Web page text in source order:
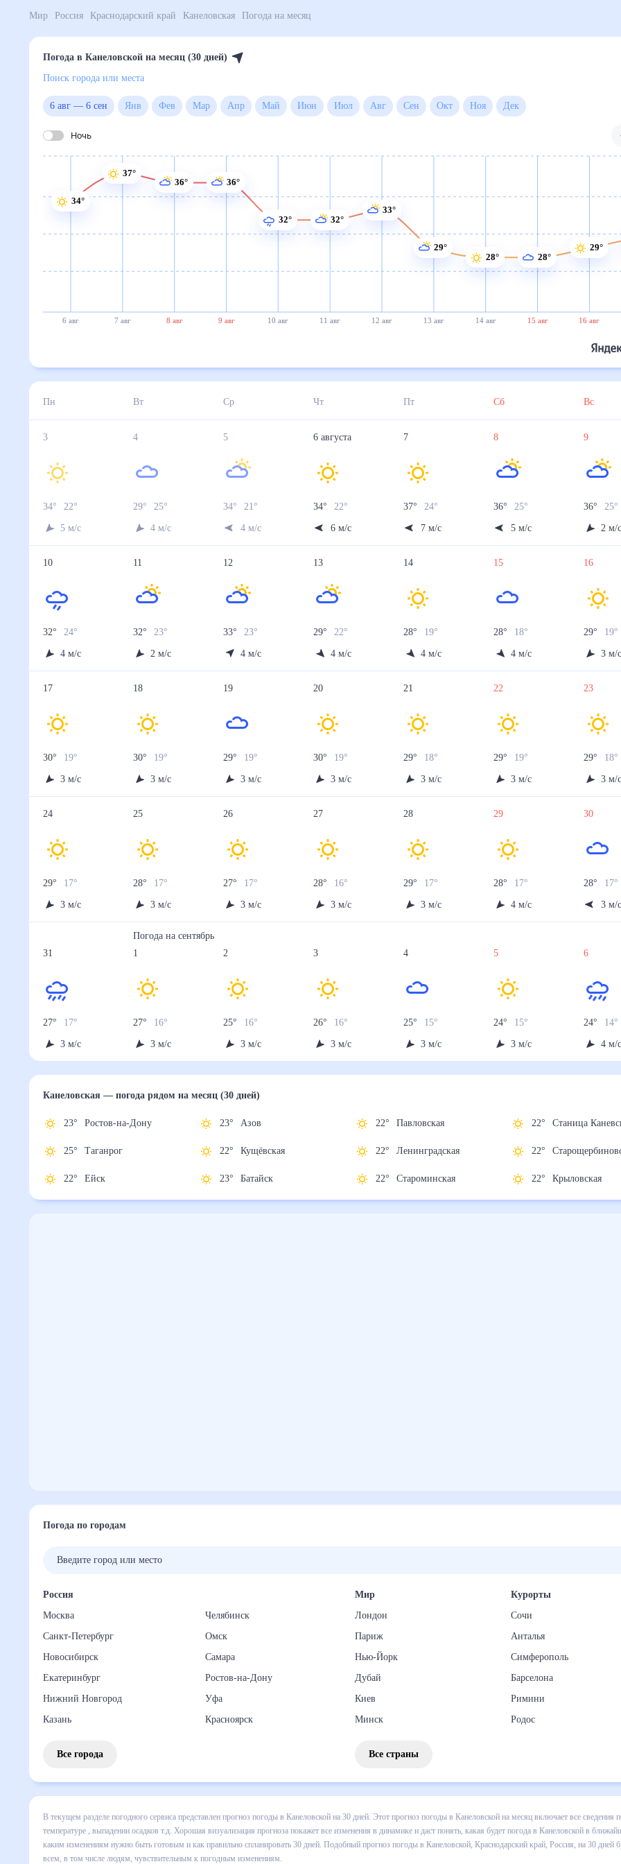
Мир Россия Краснодарский край Канеловская Погода на месяц
Погода в Канеловской на месяц (30 дней)
Поиск города или места
6 авг— 6 сен Янв Фев Мар Апр Май Июн Июл Авг Сен Окт Ноя
Ночь
6 авг 7 авг 8 авг 9 авг 10 авг 11 авг 12 авг 13 авг 14 авг 15 авг 16 авг
34°
37°
36° 36°
32° 32°
33°
29°
28° 28°
29°
Пн Вт Ср Чт Пт Сб Вс
3
34° 22
5 м/с
4
29° 25
4 м/с
5
34° 21°
4 м/с
6 августа
34° 22
6 м/с
7
37° 24
7 м/с
8
36° 25
5 м/с
9
36° 25
2 м/с
10
32° 24
4 м/с
11
32° 23°
2 м/с
12
33° 23°
4 м/с
13
29° 22
4 м/с
14
28° 19°
4 м/с
15
28° 18°
4 м/с
16
29° 19°
3 м/с
17
30° 19°
3 м/с
18
30° 19°
3 м/с
19
29° 19°
3 м/с
20
30° 19°
3 м/с
21
29° 18°
3 м/с
22
29° 19°
3 м/с
23
29° 18°
3 м/с
24
29° 17°
3 м/с
25
28° 17°
3 м/с
26
27° 17°
3 м/с
27
28° 16°
3 м/с
28
29° 17°
3 м/с
29
28° 17°
4 м/с
30
28° 17°
3 м/с
31
27° 17°
3 м/с
Погода насентябрь
1
27° 16°
3 м/с
2
25° 16°
3 м/с
3
26° 16°
3 м/с
4
25° 15°
3 м/с
5
24° 15°
3 м/с
6
24° 14°
4 м/с
Канеловская— погода рядомна месяц (30 дней)
23° Ростов-на-Дону
25° Таганрог
22° Ейск
23° Азов
22° Кущёвская
23° Батайск
22° Павловская
22° Ленинградская
22° Староминская
22° Станица
22°
22° Крыловская
Погода по городам
Россия
Москва
Санкт-Петербург
Новосибирск
Екатеринбург
Нижний Новгород
Казань
Челябинск
Омск
Самара
Ростов-на-Дону
Уфа
Красноярск
Все города
Мир
Лондон
Париж
Нью-Йорк
Дубай
Киев
Минск
Курорты
Сочи
Анталья
Симферополь
Барселона
Римини
Родос
Все страны
В текущем разделе погодного сервиса представлен прогноз погоды в Канеловской на 30 дней. Этот прогноз погоды в
месяц включает все сведения по дневной температуре , выпадении осадков т.д. Хорошая визуализация прогноза покажет все
динамике и даст понять, какая будет погода в Канеловской в ближайший месяц, к каким изменениям нужно быть готовым и как
спланировать 30 дней. Подобный прогноз погоды в Канеловской, Краснодарский край, Россия, на 30 дней будет полезен всем, в